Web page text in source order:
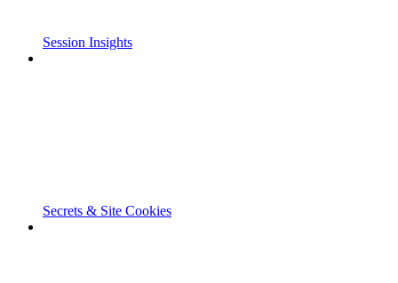
Session Insights
Secrets & Site Cookies